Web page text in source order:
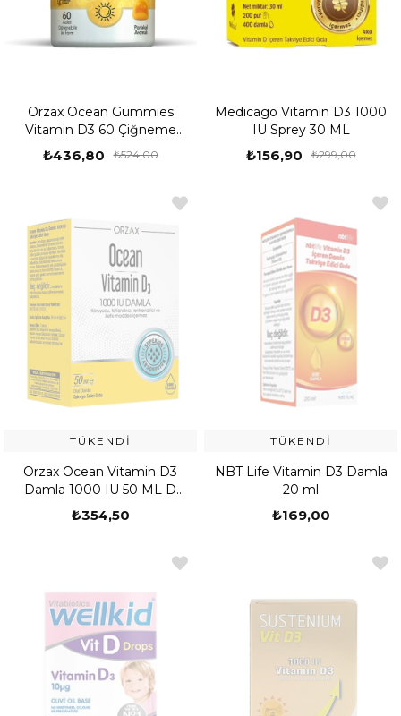
Orzax Ocean Gummies
Vitamin D3 60 Çiğneme
Form
₺436,80 ₺524,00
Medicago Vitamin D3 1000
IU Sprey 30 ML
₺156,90 ₺299,00
TÜKENDI
Orzax Ocean Vitamin D3
Damla 1000 IU 50 ML D
Vitamini Takviyesi
₺354,50
TÜKENDI
NBT Life Vitamin D3 Damla
20 ml
₺169,00